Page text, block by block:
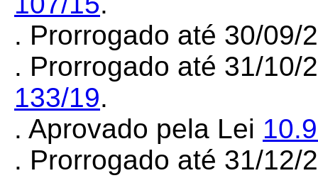
. Prorrogado até 30/
. Prorrogado até 31/10/
133/19.
. Aprovado pela Lei
. Prorrogado até 31/12/